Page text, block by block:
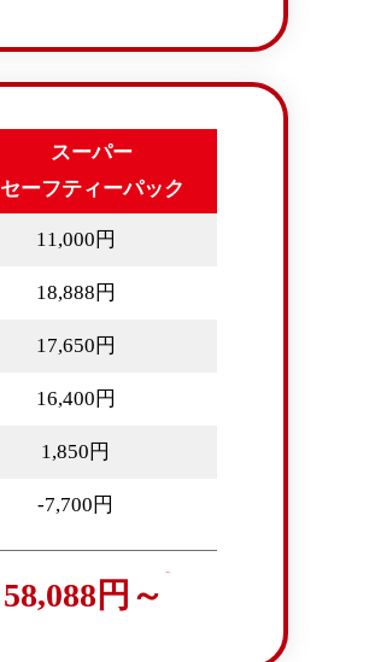
スーパー
セーフティーパック
11,000円
18,888円
17,650円
16,400円
1,850円
-7,700円
58,088円～